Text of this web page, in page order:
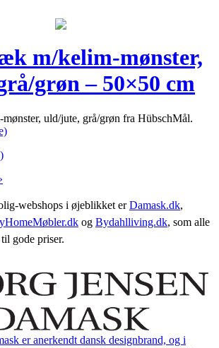
m/kelim-mønster,
grøn – 50×50 cm
uld/jute, grå/grøn fra HübschMål.
webshops i øjeblikket erDamask.dk,
og Bydahlliving.dk, som alle
gode priser.
er anerkendt dansk designbrand, og i